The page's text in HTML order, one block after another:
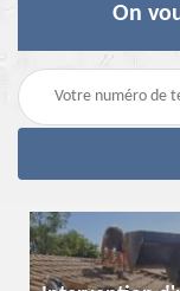
On